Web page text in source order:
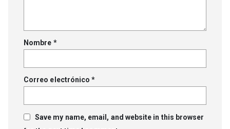
Nombre *
Correo electrónico*
Save my name, email, and website in this browser